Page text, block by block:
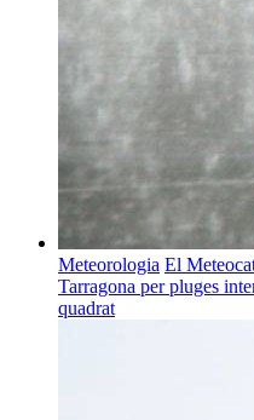
Meteorologia El
Tarragona per pluges
quadrat